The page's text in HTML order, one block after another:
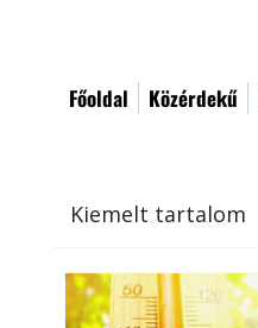
Főoldal Közérdekű
Kiemelt tartalom